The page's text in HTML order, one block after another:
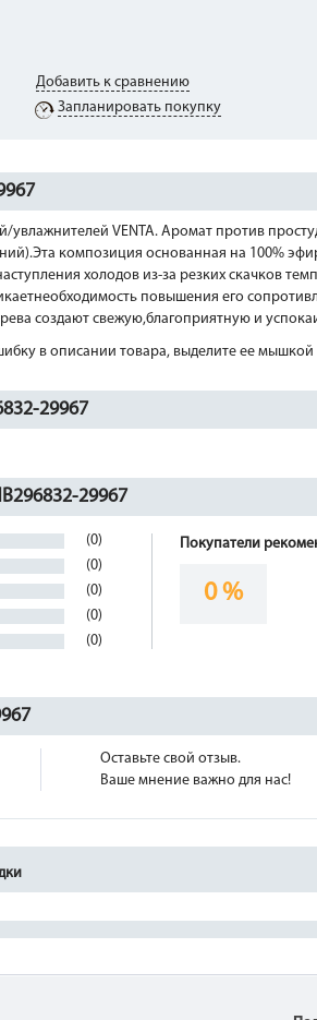
Добавить к сравнению
Запланировать покупку
увлажнителей VENTA. Аромат против
композиция основанная на 100%
холодов из-за резких скачков
повышения его
создают свежую,благоприятную и
в описании товара, выделите ее
29967
29967
(0)
(0)
(0)
(0)
(0)
Покупатели
0 %
Оставьте свой отзыв.
Ваше мнение важно для нас!